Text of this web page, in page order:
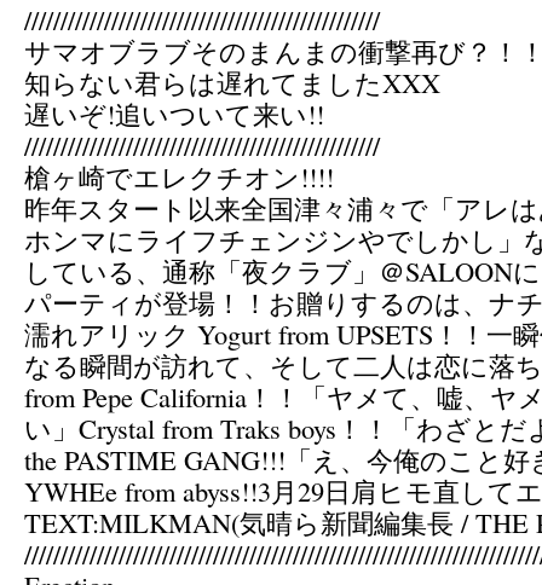
/////////////////////////////////////////////////
サマオブラブそのまんまの衝撃再び？！
知らない君らは遅れてましたXXX
遅いぞ!追いついて来い!!
/////////////////////////////////////////////////
槍ヶ崎でエレクチオン!!!!
昨年スタート以来全国津々浦々で「アレ
ホンマにライフチェンジンやでしかし」
している、通称「夜クラブ」＠SALOON
パーティが登場！！お贈りするのは、ナ
濡れアリック Yogurt from UPSETS！！一
なる瞬間が訪れて、そして二人は恋に落
from Pepe California！！「ヤメて、嘘、ヤ
い」Crystal from Traks boys！！「わざと
the PASTIME GANG!!!「え、今俺のこと
YWHEe from abyss!!3月29日肩ヒモ直して
TEXT:MILKMAN(気晴ら新聞編集長 / THE